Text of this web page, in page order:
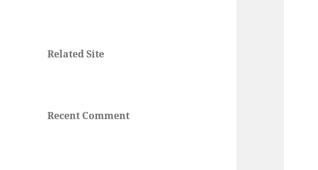
Related Site
Recent Comment